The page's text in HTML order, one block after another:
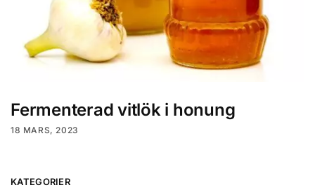
Fermenterad vitlök i honung
18 MARS, 2023
KATEGORIER